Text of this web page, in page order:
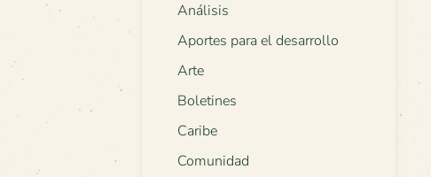
Análisis
Aportes para el desarrollo
Arte
Boletines
Caribe
Comunidad